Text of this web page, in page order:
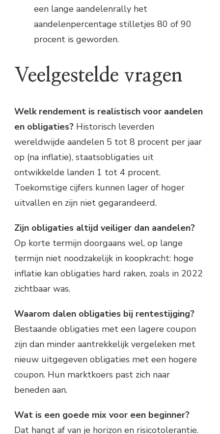
een lange aandelenrally het
aandelenpercentage stilletjes 80 of 90
procent is geworden.
Veelgestelde vragen
Welk rendement is realistisch voor aandelen
en obligaties? Historisch leverden
wereldwijde aandelen 5 tot 8 procent per jaar
op (na inflatie), staatsobligaties uit
ontwikkelde landen 1 tot 4 procent.
Toekomstige cijfers kunnen lager of hoger
uitvallen en zijn niet gegarandeerd.
Zijn obligaties altijd veiliger dan aandelen?
Op korte termijn doorgaans wel, op lange
termijn niet noodzakelijk in koopkracht: hoge
inflatie kan obligaties hard raken, zoals in 2022
zichtbaar was.
Waarom dalen obligaties bij rentestijging?
Bestaande obligaties met een lagere coupon
zijn dan minder aantrekkelijk vergeleken met
nieuw uitgegeven obligaties met een hogere
coupon. Hun marktkoers past zich naar
beneden aan.
Wat is een goede mix voor een beginner?
Dat hangt af van je horizon en risicotolerantie.